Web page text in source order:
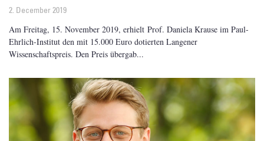
2. December 2019
Am Freitag, 15. November 2019, erhielt Prof. Daniela Krause im Paul-
Ehrlich-Institut den mit 15.000 Euro dotierten Langener
Wissenschaftspreis. Den Preis übergab